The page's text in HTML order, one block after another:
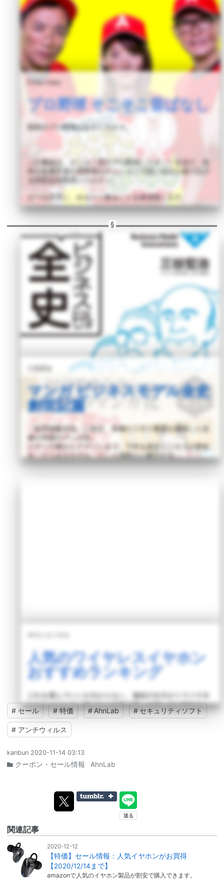
Prime Video
プロ野球 そこそこ昔ばなし
昭和のプロ野球はまさにカオス。
この番組は、そこそこ昔のプロ野球にスポットを当て、往
年の名選手達が草野球のテンションで思い出話を繰り広げ
ビール片手に、ゆる〜く観ることを推奨致します。
詳しく読む >
三谷宏治
マンガ ビジネスモデル全史
創世記篇
『経営戦略全史』に続き、各種ビジネス書賞を獲得した名
著が待望のマンガ化。
メディチ家からアマゾンまで、千年を超すビジネスの歴史
を「ビジネスモデル」という側面から解説する。
人気のワイヤレスイヤホン
おすすめランキング
どれを選んでいいか分からない、接続の仕方がイマイチ分
からないという「ワイヤレス初心者」の方々のお悩みを一
気に解決！自分に合ったワイヤレスイヤホンの選び方、お
すすめの製品をご紹介します。
詳しく読む >
# セール # 特価 # AhnLab # セキュリティソフト
# アンチウィルス
kanbun 2020-11-14 03:13
クーポン・セール情報 AhnLab
関連記事
2020-12-12
【特価】セール情報：人気イヤホンがお買得
【2020/12/14まで】
amazonで人気のイヤホン製品が割安で購入できます。